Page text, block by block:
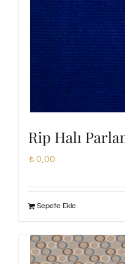
Rip Halı
₺0,00
Sepete Ekle